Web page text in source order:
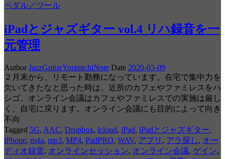
ペダル／ツール
iPadとジャズギター vol.4 リハ録音を一
元管理
Author JazzGuitarYorimichiNote Date 2020-03-09
２月末から、リモート勤務になっています。在宅で集中力を
欠いてきたなと思った時は、近所のカフェやファミレスをハ
シゴ。オンライン会議はカフェやファミレスでの実施は厳し
く、自宅に戻ります。オンライン会議にも目的によって向き
不向
Tagged 5G, AAC, Dropbox, icloud, iPad, iPadとジャズギター,
iPhone, m4a, mp3, MP4, PadPRO, WAV, アプリ , アラ探し, オー
ディオ録音, オンラインセッション, オンライン会議, ゲイン,